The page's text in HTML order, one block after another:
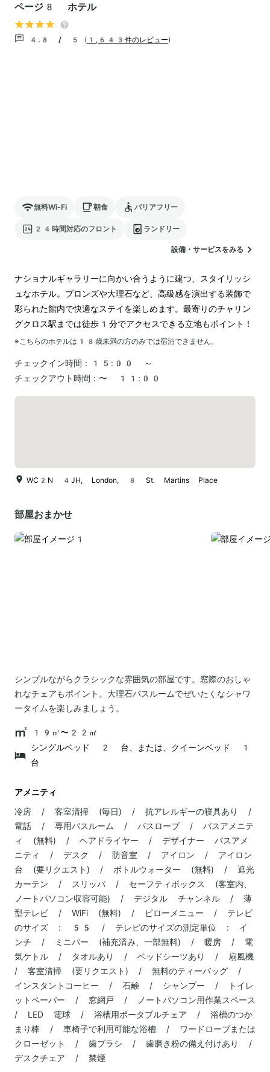
ページ8 ホテル
4.8 / 5 ( 1,643件のレビュー)
無料Wi-Fi 朝食 バリアフリー
24時間対応のフロント ランドリー
設備・サービスをみる
ナショナルギャラリーに向かい合うように建つ、スタイリッシ
ュなホテル。ブロンズや大理石など、高級感を演出する装飾で
彩られた館内で快適なステイを楽しめます。最寄りのチャリン
グクロス駅までは徒歩1分でアクセスできる立地もポイント！
※こちらのホテルは 18 歳未満の方のみでは宿泊できません。
チェックイン時間：
15:00 ～
チェックアウト時間： 〜 11:00
WC2N 4JH, London, 8 St. Martins Place
部屋おまかせ
シンプルながらクラシックな雰囲気の部屋です。窓際のおしゃ
れなチェアもポイント。大理石バスルームでぜいたくなシャワ
ータイムを楽しみましょう。
19㎡〜22㎡
シングルベッド 2 台、または、クイーンベッド 1
台
アメニティ
冷房 / 客室清掃 (毎日) / 抗アレルギーの寝具あり /
電話 / 専用バスルーム / バスローブ / バスアメニテ
ィ (無料) / ヘアドライヤー / デザイナー バスアメ
ニティ / デスク / 防音室 / アイロン / アイロン
台 (要リクエスト) / ボトルウォーター (無料) / 遮光
カーテン / スリッパ / セーフティボックス (客室内、
ノートパソコン収容可能) / デジタル チャンネル / 薄
型テレビ / WiFi (無料) / ピローメニュー / テレビ
のサイズ : 55 / テレビのサイズの測定単位 : イ
ンチ / ミニバー (補充済み、一部無料) / 暖房 / 電
気ケトル / タオルあり / ベッドシーツあり / 扇風機
/ 客室清掃 (要リクエスト) / 無料のティーバッグ /
インスタントコーヒー / 石鹸 / シャンプー / トイレ
ットペーパー / 窓網戸 / ノートパソコン用作業スペース
/ LED 電球 / 浴槽用ポータブルチェア / 浴槽のつか
まり棒 / 車椅子で利用可能な浴槽 / ワードローブまたは
クローゼット / 歯ブラシ / 歯磨き粉の備え付けあり /
デスクチェア / 禁煙